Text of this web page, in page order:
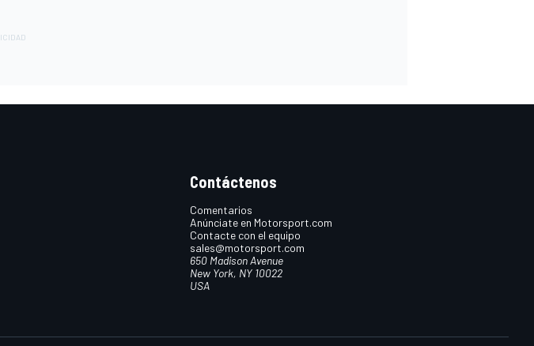
Contáctenos
Comentarios
Anúnciate en Motorsport.com
Contacte con el equipo
sales@motorsport.com
650 Madison Avenue
New York, NY 10022
USA